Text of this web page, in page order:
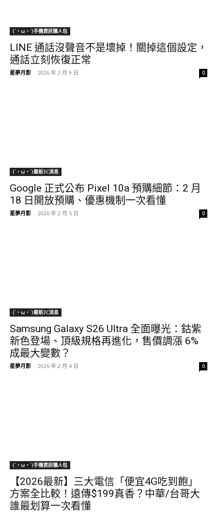
(´・ω・`)手機資訊懶人包
LINE 通話沒聲音不是壞掉！關掉這個設定，
通話立刻恢復正常
星夢月影 - 2026 年 2 月 9 日 0
(´・ω・`)最新3C消息
Google 正式公布 Pixel 10a 預購細節：2 月
18 日開放預購、優惠機制一次看懂
星夢月影 - 2026 年 2 月 5 日 0
(´・ω・`)最新3C消息
Samsung Galaxy S26 Ultra 全面曝光：鈷紫
新色登場、頂級規格再進化，售價調漲 6%
成最大變數？
星夢月影 - 2026 年 2 月 4 日 0
(´・ω・`)手機資訊懶人包
【2026最新】三大電信「便宜4G吃到飽」
方案全比較！遠傳$199真香？中華/台哥大
誰最划算一次看懂